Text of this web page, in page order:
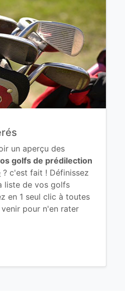
un aperçu des
golfs de prédilection
? c'est fait ! Définissez
liste de vos golfs
en 1 seul clic à toutes
pour n'en rater